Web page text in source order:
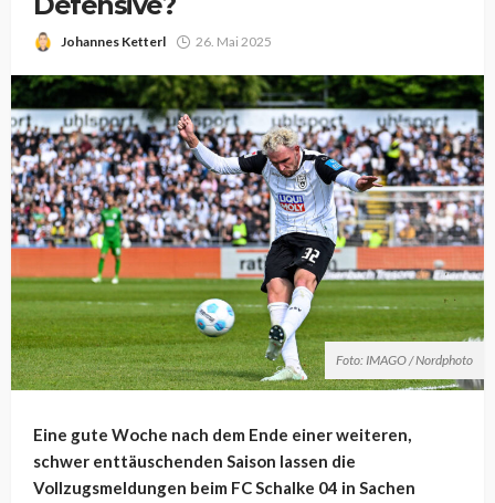
Johannes Ketterl 26. Mai 2025
Foto: IMAGO / Nordphoto
Eine gute Woche nach dem Ende einer weiteren,
schwer enttäuschenden Saison lassen die
Vollzugsmeldungen beim FC Schalke 04 in Sachen